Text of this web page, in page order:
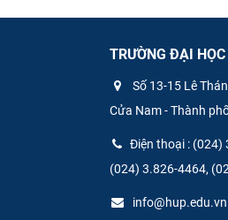
TRƯỜNG ĐẠI
Số 13-15 Lê
Cửa Nam - Thành
Điện thoại : (024)
(024) 3.826-4464,
info@hup.edu.vn